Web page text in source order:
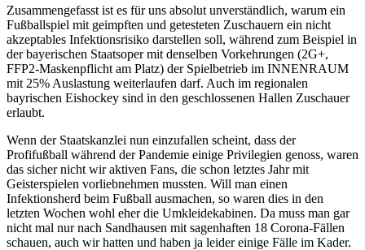
Zusammengefasst ist es für uns absolut unverständlich, warum ein
Fußballspiel mit geimpften und getesteten Zuschauern ein nicht
akzeptables Infektionsrisiko darstellen soll, während zum Beispiel in
der bayerischen Staatsoper mit denselben Vorkehrungen (2G+,
FFP2-Maskenpflicht am Platz) der Spielbetrieb im INNENRAUM
mit 25% Auslastung weiterlaufen darf. Auch im regionalen
bayrischen Eishockey sind in den geschlossenen Hallen Zuschauer
erlaubt.
Wenn der Staatskanzlei nun einzufallen scheint, dass der
Profifußball während der Pandemie einige Privilegien genoss, waren
das sicher nicht wir aktiven Fans, die schon letztes Jahr mit
Geisterspielen vorliebnehmen mussten. Will man einen
Infektionsherd beim Fußball ausmachen, so waren dies in den
letzten Wochen wohl eher die Umkleidekabinen. Da muss man gar
nicht mal nur nach Sandhausen mit sagenhaften 18 Corona-Fällen
schauen, auch wir hatten und haben ja leider einige Fälle im Kader.